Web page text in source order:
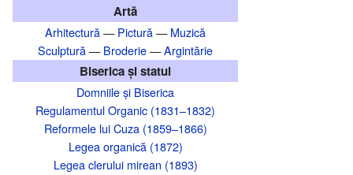
Artă
Arhitectură—Pictură—Muzică
Sculptură—Broderie—Argintărie
Biserica și statul
Domniile și Biserica
Regulamentul Organic (1831–1832)
Reformele lui Cuza (1859–1866)
Legea organică (1872)
Legea clerului mirean (1893)